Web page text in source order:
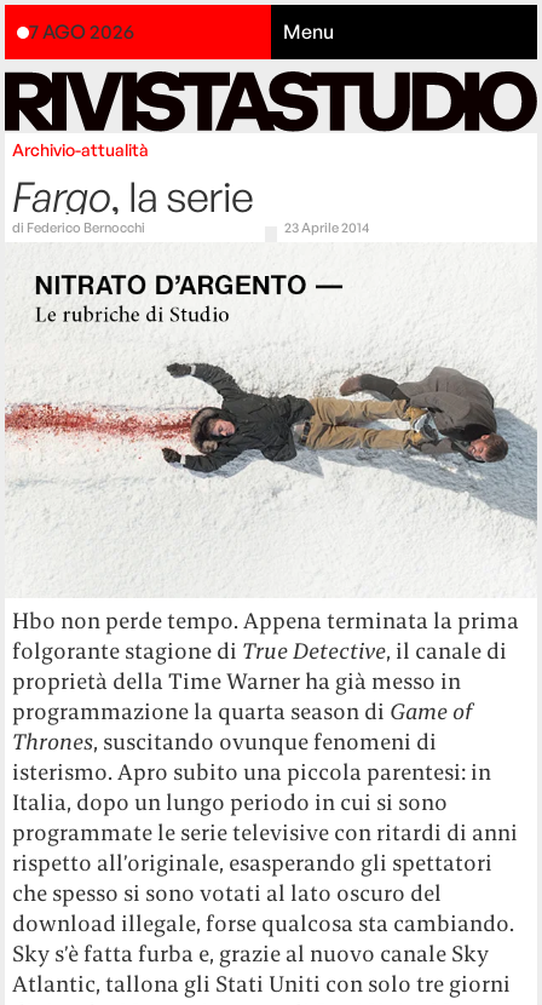
7 AGO 2026 Menu
Archivio-attualità
Fargo, la serie
di Federico Bernocchi 23 Aprile 2014
Hbo non perde tempo. Appena terminata la prima
folgorante stagione di True Detective, il canale di
proprietà della Time Warner ha già messo in
programmazione la quarta season di Game of
Thrones, suscitando ovunque fenomeni di
isterismo. Apro subito una piccola parentesi: in
Italia, dopo un lungo periodo in cui si sono
programmate le serie televisive con ritardi di anni
rispetto all’originale, esasperando gli spettatori
che spesso si sono votati al lato oscuro del
download illegale, forse qualcosa sta cambiando.
Sky s’è fatta furba e, grazie al nuovo canale Sky
Atlantic, tallona gli Stati Uniti con solo tre giorni